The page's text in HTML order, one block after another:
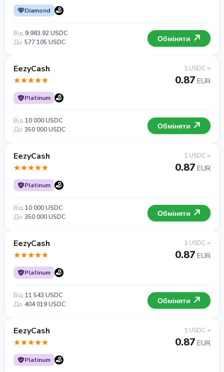
Diamond
Від 9 983.92 USDC
До 577 105 USDC Обміняти
EezyCash
Platinum
1 USDC =
0.87 EUR
Від 10 000 USDC
До 350 000 USDC Обміняти
EezyCash
Platinum
1 USDC =
0.87 EUR
Від 10 000 USDC
До 350 000 USDC Обміняти
EezyCash
Platinum
1 USDC =
0.87 EUR
Від 11 543 USDC
До 404 019 USDC Обміняти
EezyCash
Platinum
1 USDC =
0.87 EUR